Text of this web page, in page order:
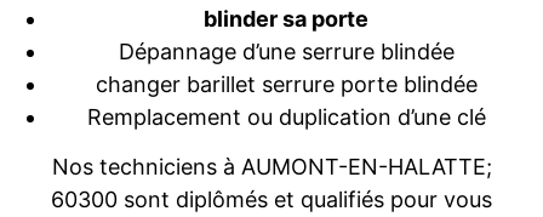
blinder sa porte
Dépannage d’une serrure blindée
changer barillet serrure porte blindée
Remplacement ou duplication d’une clé
Nos techniciens à AUMONT-EN-HALATTE;
60300 sont diplômés et qualifiés pour vous